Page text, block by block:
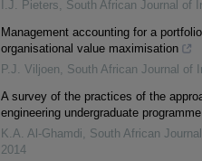
I.J. Pieters, South African Journal of
Management accounting for a
organisational value maximisation
P.J. Viljoen, South African Journal of
A survey of the practices of the
engineering undergraduate programme
K.A. Al-Ghamdi, South African
2014